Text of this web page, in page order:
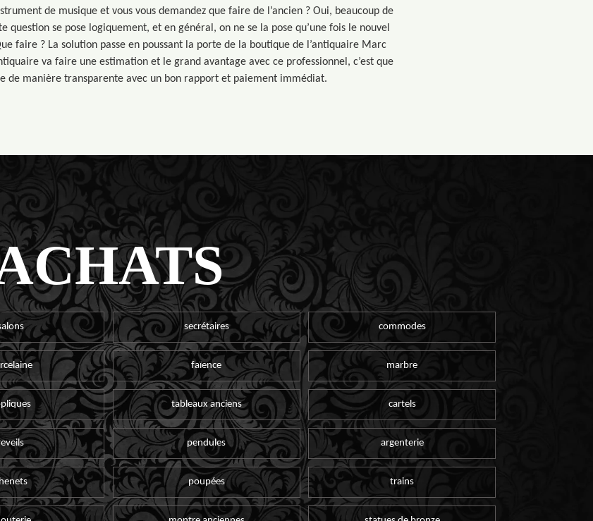
de musique et vous vous demandez que faire de l’ancien ? Oui, beaucoup de
question se pose logiquement, et en général, on ne se la pose qu’une fois le nouvel
faire ? La solution passe en poussant la porte de la boutique de l’antiquaire Marc
va faire une estimation et le grand avantage avec ce professionnel, c’est que
de manière transparente avec un bon rapport et paiement immédiat.
secrétaires commodes
faïence marbre
tableaux anciens cartels
pendules argenterie
poupées trains